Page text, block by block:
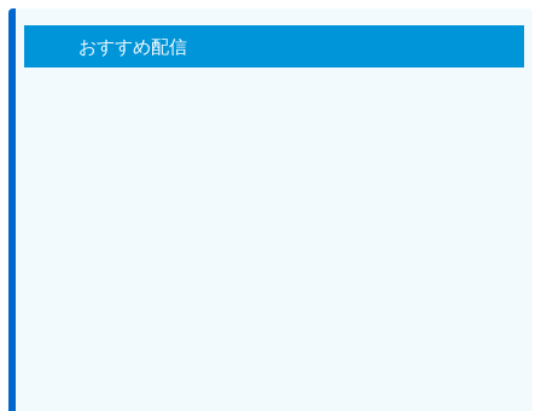
おすすめ配信